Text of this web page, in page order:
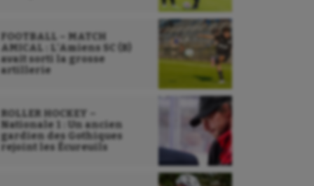
FOOTBALL – MATCH
AMICAL : L’Amiens SC (B)
avait sorti la grosse
artillerie
ROLLER HOCKEY –
Nationale 1 : Un ancien
gardien des Gothiques
rejoint les Écureuils